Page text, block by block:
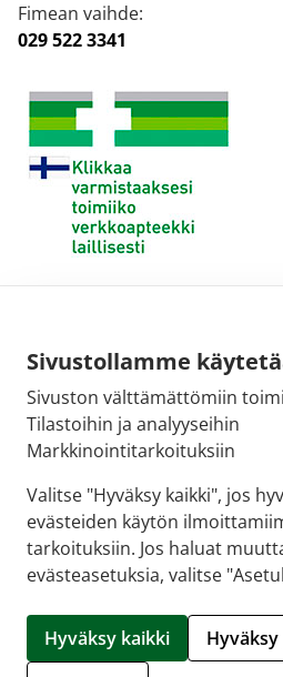
Sivustollamme
Sivuston välttämättömiin
Tilastoihin ja analyyseihin
Markkinointitarkoituksiin
Valitse "Hyväksy kaikki", jos
evästeiden käytön
tarkoituksiin. Jos haluat
evästeasetuksia, valitse
Hyväksy kaikki
Fimean vaihde:
029 522 3341
Hallitse evästeitä